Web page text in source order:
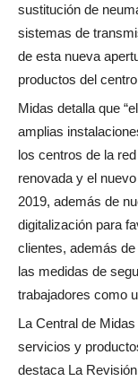
sustitución de
sistemas de
de esta nueva
productos del
Midas detalla que
amplias
los centros de la
renovada y el
2019, además de
digitalización para
clientes, además
las medidas de
trabajadores como
La Central de
servicios y
destaca La